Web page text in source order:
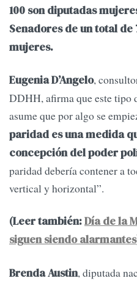
100 son diputadas
Senadores de un total
mujeres.
Eugenia D’Angelo,
DDHH, afirma que este tipo
asume que por algo se
paridad es una medida
concepción del poder
paridad debería contener a
vertical y horizontal”.
(Leer también:Día de la
siguen siendo alarmantes
Brenda Austin, diputada